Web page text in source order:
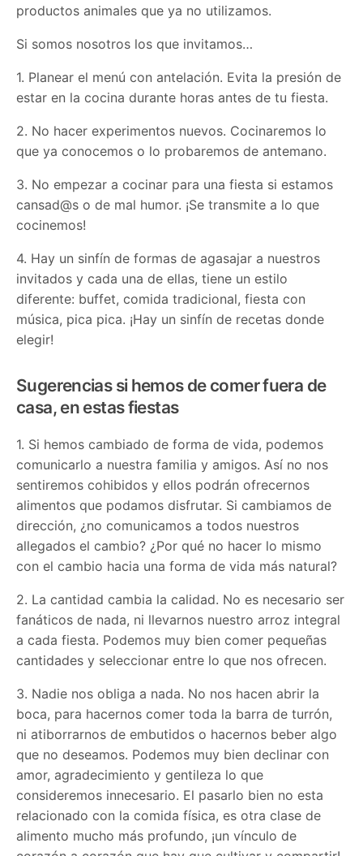
productos animales que ya no utilizamos.
Si somos nosotros los que invitamos…
1. Planear el menú con antelación. Evita la presión de
estar en la cocina durante horas antes de tu fiesta.
2. No hacer experimentos nuevos. Cocinaremos lo
que ya conocemos o lo probaremos de antemano.
3. No empezar a cocinar para una fiesta si estamos
cansad@s o de mal humor. ¡Se transmite a lo que
cocinemos!
4. Hay un sinfín de formas de agasajar a nuestros
invitados y cada una de ellas, tiene un estilo
diferente: buffet, comida tradicional, fiesta con
música, pica pica. ¡Hay un sinfín de recetas donde
elegir!
Sugerencias si hemos de comer fuera de
casa, en estas fiestas
1. Si hemos cambiado de forma de vida, podemos
comunicarlo a nuestra familia y amigos. Así no nos
sentiremos cohibidos y ellos podrán ofrecernos
alimentos que podamos disfrutar. Si cambiamos de
dirección, ¿no comunicamos a todos nuestros
allegados el cambio? ¿Por qué no hacer lo mismo
con el cambio hacia una forma de vida más natural?
2. La cantidad cambia la calidad. No es necesario ser
fanáticos de nada, ni llevarnos nuestro arroz integral
a cada fiesta. Podemos muy bien comer pequeñas
cantidades y seleccionar entre lo que nos ofrecen.
3. Nadie nos obliga a nada. No nos hacen abrir la
boca, para hacernos comer toda la barra de turrón,
ni atiborrarnos de embutidos o hacernos beber algo
que no deseamos. Podemos muy bien declinar con
amor, agradecimiento y gentileza lo que
consideremos innecesario. El pasarlo bien no esta
relacionado con la comida física, es otra clase de
alimento mucho más profundo, ¡un vínculo de